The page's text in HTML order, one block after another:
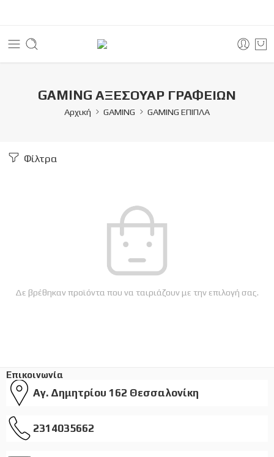
GAMING ΑΞΕΣΟΥΑΡ ΓΡΑΦΕΙΩΝ
Αρχική GAMING GAMING ΕΠΙΠΛΑ
Φίλτρα
Δε βρέθηκαν προϊόντα που να ταιριάζουν με την επιλογή σας.
Επικοινωνία
Αγ. Δημητρίου 162 Θεσσαλονίκη
2314035662